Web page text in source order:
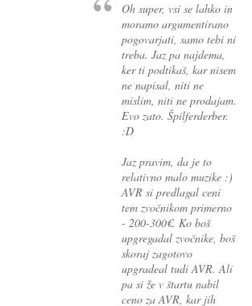
Oh super, vsi se lahko in
moramo argumentirano
pogovarjati, samo tebi ni
treba. Jaz pa najdema,
ker ti podtikaš, kar nisem
ne napisal, niti ne
mislim, niti ne prodajam.
Evo zato. Špilferderber.
:D
Jaz pravim, da je to
relativno malo muzike :)
AVR si predlagal ceni
tem zvočnikom primerno
- 200-300€. Ko boš
upgregadal zvočnike, boš
skoraj zagotovo
upgradeal tudi AVR. Ali
pa si že v štartu nabil
ceno za AVR, kar jih